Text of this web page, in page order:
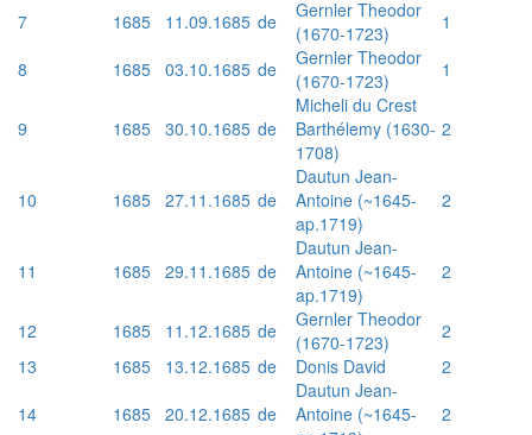
7 1685 11.09.1685 de
Gernler Theodor
(1670-1723)
1
8
1685 03.10.1685 de
Gernler Theodor
(1670-1723)
1
9 1685 30.10.1685 de
Micheli du Crest
Barthélemy (1630-
1708)
2
10 1685 27.11.1685 de
Dautun Jean-
Antoine (~1645-
ap.1719)
2
11 1685 29.11.1685 de
Dautun Jean-
Antoine (~1645-
ap.1719)
2
12 1685 11.12.1685 de
Gernler Theodor
(1670-1723)
2
13
1685 13.12.1685 de Donis David
2
14
1685 20.12.1685 de
Dautun Jean-
Antoine (~1645-
2